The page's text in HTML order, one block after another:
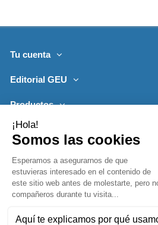
Tu cuenta
Editorial GEU
Productos
Lo más leído
Síguenos